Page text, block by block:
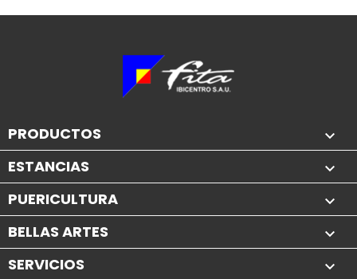
PRODUCTOS 
ESTANCIAS 
PUERICULTURA 
BELLAS ARTES 
SERVICIOS 